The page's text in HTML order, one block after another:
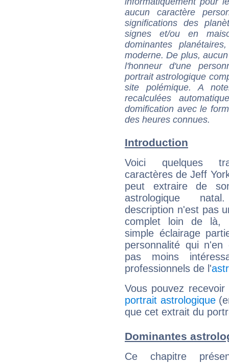
aucun caractère
significations des
signes et/ou en
dominantes
moderne. De plus,
l'honneur d'une
portrait astrologique
site polémique. A
recalculées
domification avec le
des heures connues.
Introduction
Voici quelques
caractères de Jeff
peut extraire de
astrologique
description n'est pas
complet loin de là,
simple éclairage
personnalité qui n'en
pas moins
professionnels de l'
Vous pouvez
portrait astrologique
que cet extrait du
Dominantes
Ce chapitre